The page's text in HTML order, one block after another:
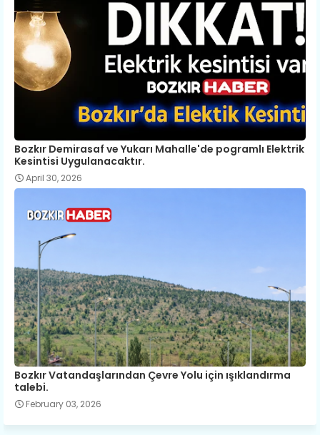
Bozkır Demirasaf ve Yukarı Mahalle'de pogramlı Elektrik
Kesintisi Uygulanacaktır.
April 30, 2026
Bozkır Vatandaşlarından Çevre Yolu için ışıklandırma
talebi.
February 03, 2026